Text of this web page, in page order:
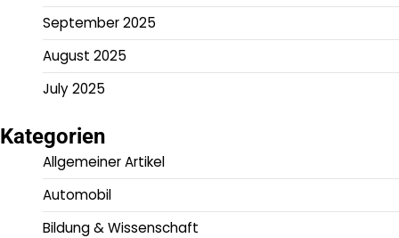
September 2025
August 2025
July 2025
Kategorien
Allgemeiner Artikel
Automobil
Bildung & Wissenschaft